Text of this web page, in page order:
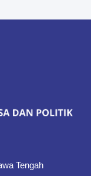
Tengah